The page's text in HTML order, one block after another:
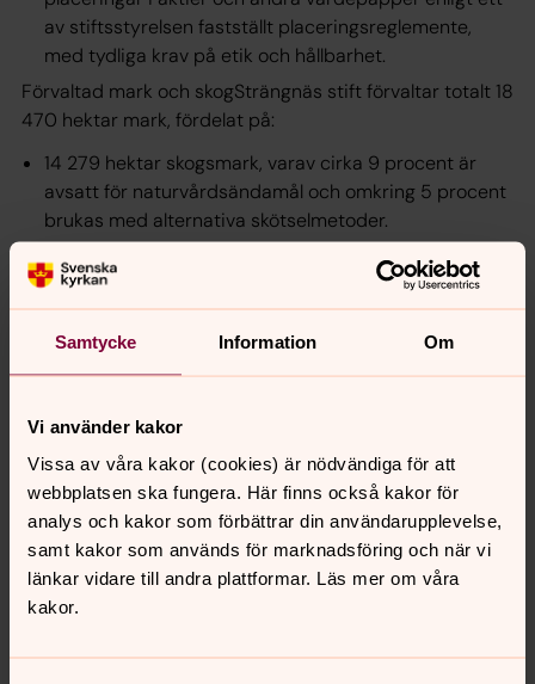
Samtycke Information Om
Vi använder kakor
Vissa av våra kakor (cookies) är nödvändiga för att
webbplatsen ska fungera. Här finns också kakor för
analys och kakor som förbättrar din användarupplevelse,
samt kakor som används för marknadsföring och när vi
länkar vidare till andra plattformar. Läs mer om våra
kakor.
av stiftsstyrelsen fastställt placeringsreglemente,
med tydliga krav på etik och hållbarhet.
Förvaltad mark och skogSträngnäs stift förvaltar totalt 18
470 hektar mark, fördelat på:
14 279 hektar skogsmark, varav cirka 9 procent är
avsatt för naturvårdsändamål och omkring 5 procent
brukas med alternativa skötselmetoder.
2 430 hektar jordbruksmark, som till stor del
arrenderas ut.
andra markslag.
Skogsförvaltningen utförs på entreprenad av Häradskog
med inhyrd personal från Strängnäs stift.
Avkastning och utdelning
Avkastningen från skog, jord och fondmedel delas ut till
församlingar och samfälligheter inom stiftet.
Fördelningen sker proportionerligt utifrån de andelstal
som fastställdes när stiften tog över förvaltningen av